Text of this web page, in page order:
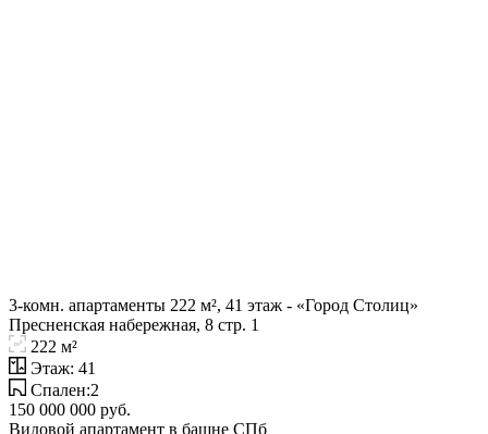
3-комн. апартаменты 222 м², 41 этаж - «Город Столиц»
Пресненская набережная, 8 стр. 1
222 м²
Этаж: 41
Спален:2
150 000 000 руб.
Видовой апартамент в башне СПб